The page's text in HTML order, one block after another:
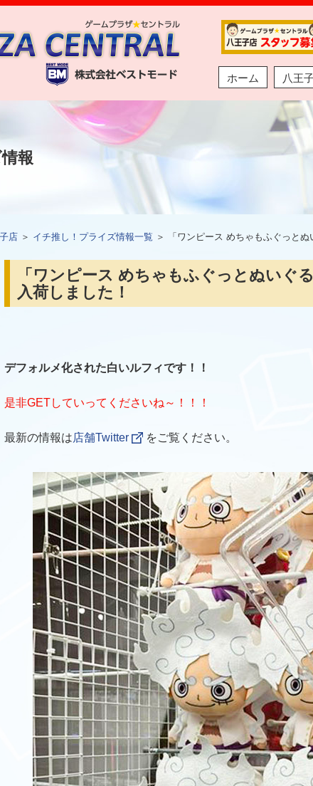
ホーム 八王
報
店 ＞ イチ推し！プライズ情報一覧 ＞ 「ワンピース めちゃもふぐっと
「ワンピース めちゃもふぐっとぬいぐ
入荷しました！
デフォルメ化された白いルフィです！！
是非GETしていってくださいね～！！！
最新の情報は店舗Twitter をご覧ください。